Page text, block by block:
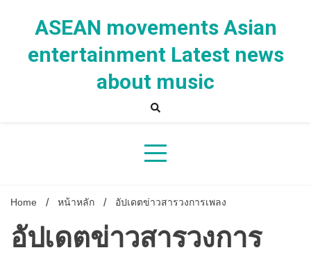
ASEAN movements Asian
entertainment Latest news
about music
Home หน้าหลัก อัปเดตข่าวสารวงการเพลง
อัปเดตข่าวสารวงการ